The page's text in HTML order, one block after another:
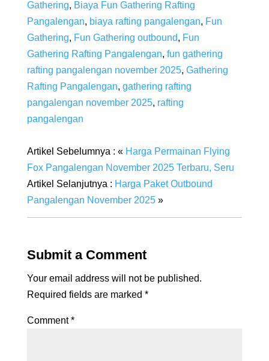
Gathering, Biaya Fun Gathering Rafting
Pangalengan, biaya rafting pangalengan, Fun
Gathering, Fun Gathering outbound, Fun
Gathering Rafting Pangalengan, fun gathering
rafting pangalengan november 2025, Gathering
Rafting Pangalengan, gathering rafting
pangalengan november 2025, rafting
pangalengan
Artikel Sebelumnya : « Harga Permainan Flying
Fox Pangalengan November 2025 Terbaru, Seru
Artikel Selanjutnya : Harga Paket Outbound
Pangalengan November 2025»
Submit a Comment
Your email address will not be published.
Required fields are marked *
Comment*